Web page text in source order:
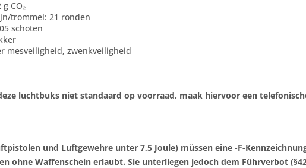
CO₂
trommel: 21 ronden
schoten
mesveiligheid, zwenkveiligheid
luchtbuks niet standaard op voorraad, maak hiervoor een
und Luftgewehre unter 7,5 Joule) müssen eine -F-
ohne Waffenschein erlaubt. Sie unterliegen jedoch dem Führverbot